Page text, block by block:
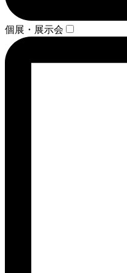
個展・展示会